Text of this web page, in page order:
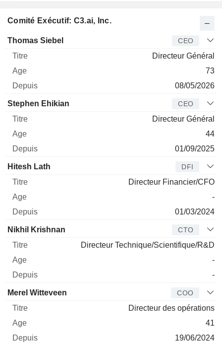
Comité Exécutif: C3.ai, Inc.
Dirigeant Titre
Thomas Siebel CEO
Directeur Général
73
08/05/2026
Stephen Ehikian CEO
Directeur Général
44
01/09/2025
Hitesh Lath DFI
Directeur Financier/CFO
-
01/03/2024
Nikhil Krishnan CTO
Directeur Technique/Scientifique/R&D
-
-
Merel Witteveen COO
Directeur des opérations
41
19/06/2024